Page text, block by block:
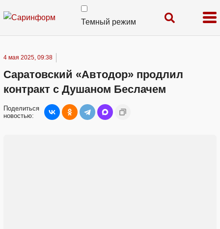
Темный режим
4 мая 2025, 09:38
Саратовский «Автодор» продлил
контракт с Душаном Беслачем
Поделиться
новостью: